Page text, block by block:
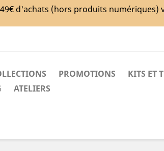
d'achats (hors produits numériques)
PROMOTIONS KITS ET
ATELIERS